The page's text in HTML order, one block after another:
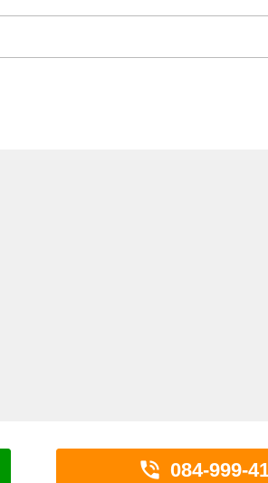
 084-999-